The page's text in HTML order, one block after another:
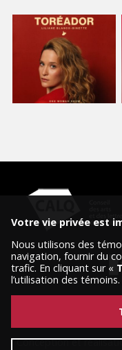
Conception et
Votre vie privée est
Nous utilisons des
navigation, fournir du
trafic. En cliquant sur «
l’utilisation des témoins.